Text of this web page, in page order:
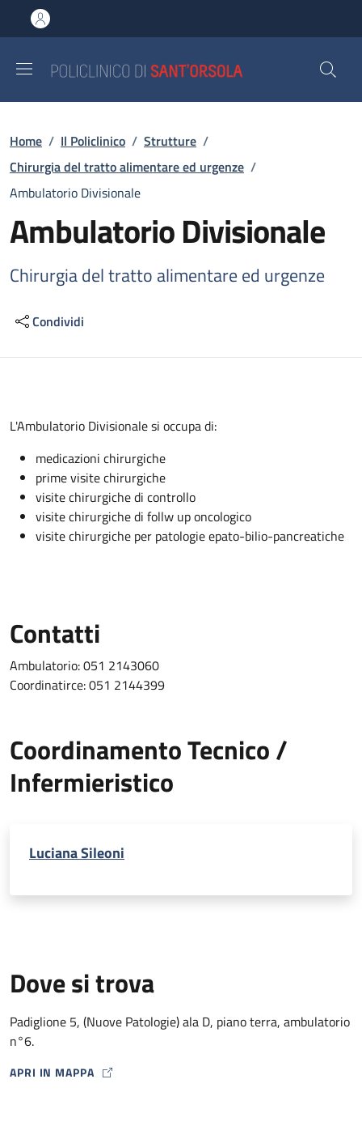
al contenuto principale
to footer content
Briciole di pane
Home / Il Policlinico / Strutture /
Chirurgia del tratto alimentare ed urgenze /
Ambulatorio Divisionale
Ambulatorio Divisionale
Chirurgia del tratto alimentare ed urgenze
Condividi
L'Ambulatorio Divisionale si occupa di:
medicazioni chirurgiche
prime visite chirurgiche
visite chirurgiche di controllo
visite chirurgiche di follw up oncologico
visite chirurgiche per patologie epato-bilio-pancreatiche
Contatti
Ambulatorio: 051 2143060
Coordinatirce: 051 2144399
Coordinamento Tecnico /
Infermieristico
Luciana Sileoni
Dove si trova
Padiglione 5, (Nuove Patologie) ala D, piano terra, ambulatorio
n°6.
APRI IN MAPPA
MAP ICON